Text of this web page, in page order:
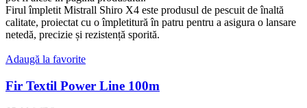
Firul împletit Mistrall Shiro X4 este produsul de pescuit de înaltă
calitate, proiectat cu o împletitură în patru pentru a asigura o lansare
netedă, precizie și rezistență sporită.
Adaugă la favorite
Fir Textil Power Line 100m